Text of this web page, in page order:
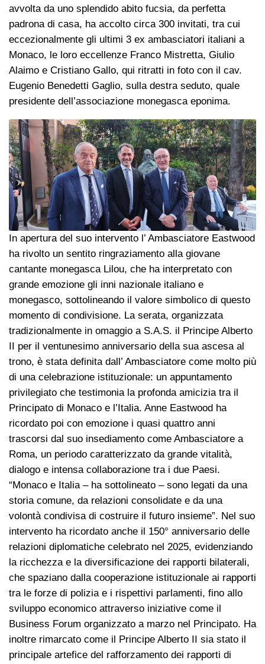
avvolta da uno splendido abito fucsia, da perfetta
padrona di casa, ha accolto circa 300 invitati, tra cui
eccezionalmente gli ultimi 3 ex ambasciatori italiani a
Monaco, le loro eccellenze Franco Mistretta, Giulio
Alaimo e Cristiano Gallo, qui ritratti in foto con il cav.
Eugenio Benedetti Gaglio, sulla destra seduto, quale
presidente dell’associazione monegasca eponima.
In apertura del suo intervento l’ Ambasciatore Eastwood
ha rivolto un sentito ringraziamento alla giovane
cantante monegasca Lilou, che ha interpretato con
grande emozione gli inni nazionale italiano e
monegasco, sottolineando il valore simbolico di questo
momento di condivisione. La serata, organizzata
tradizionalmente in omaggio a S.A.S. il Principe Alberto
II per il ventunesimo anniversario della sua ascesa al
trono, è stata definita dall’ Ambasciatore come molto più
di una celebrazione istituzionale: un appuntamento
privilegiato che testimonia la profonda amicizia tra il
Principato di Monaco e l’Italia. Anne Eastwood ha
ricordato poi con emozione i quasi quattro anni
trascorsi dal suo insediamento come Ambasciatore a
Roma, un periodo caratterizzato da grande vitalità,
dialogo e intensa collaborazione tra i due Paesi.
“Monaco e Italia – ha sottolineato – sono legati da una
storia comune, da relazioni consolidate e da una
volontà condivisa di costruire il futuro insieme”. Nel suo
intervento ha ricordato anche il 150° anniversario delle
relazioni diplomatiche celebrato nel 2025, evidenziando
la ricchezza e la diversificazione dei rapporti bilaterali,
che spaziano dalla cooperazione istituzionale ai rapporti
tra le forze di polizia e i rispettivi parlamenti, fino allo
sviluppo economico attraverso iniziative come il
Business Forum organizzato a marzo nel Principato. Ha
inoltre rimarcato come il Principe Alberto II sia stato il
principale artefice del rafforzamento dei rapporti di